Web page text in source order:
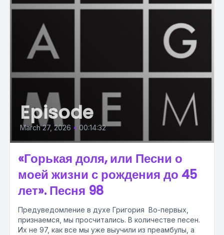
Episode
March 27, 2026 • 00:14:32
«Горькая доля, или Песни о
моей жизни с рождения до 45
лет». Песня 98
Предуведомление в духе Григория Во-первых,
признаемся, мы просчитались. В количестве песен.
Их не 97, как все мы уже выучили из преамбулы, а